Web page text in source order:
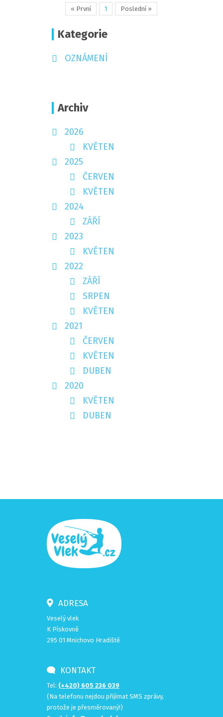
« První 1 Poslední »
Kategorie
OZNÁMENÍ
Archiv
2026
KVĚTEN
2025
ČERVEN
KVĚTEN
2024
ZÁŘÍ
2023
KVĚTEN
2022
ZÁŘÍ
SRPEN
KVĚTEN
2021
ČERVEN
KVĚTEN
DUBEN
2020
KVĚTEN
DUBEN
ADRESA
Veselý vlek
K Pískovně
295 01 Mnichovo Hradiště
KONTAKT
Tel: (+420) 605 236 039
(Na telefonu nejdou přijímat SMS zprávy,
protože je přesměrovaný!)